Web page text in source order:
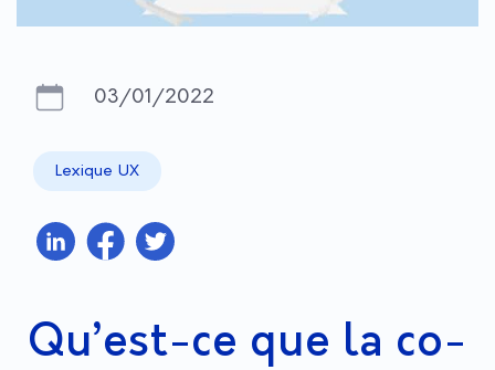
03/01/2022
Lexique UX
Qu’est-ce que la co-